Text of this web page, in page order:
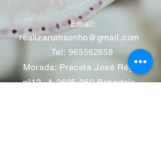
​Email:
realizarumsonho@gmail.com
Tel: 965562858
Morada: Praceta José Régio
nº12 -A2695-050Bobadela -